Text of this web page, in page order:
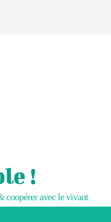
!
coopérer avec le vivant